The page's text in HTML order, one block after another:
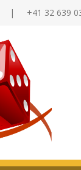
| +41 32 639